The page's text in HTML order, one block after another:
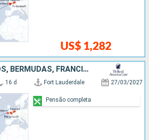
US$ 1,282
ESTADOS UNIDOS, BERMUDAS, FRANCIA, BÉLGICA, HOLANDA
16 d Fort Lauderdale 27/03/2027
Pensão completa